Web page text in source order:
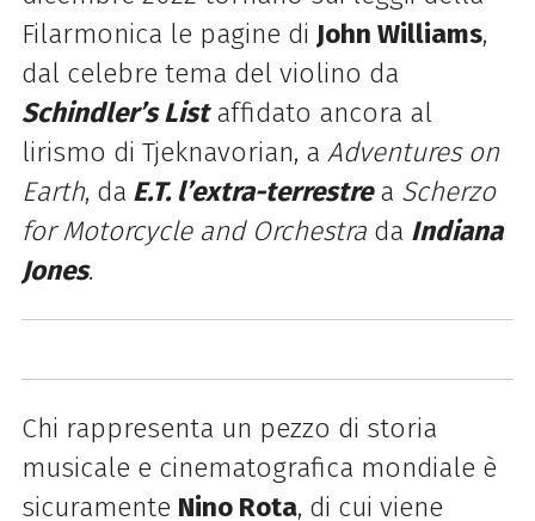
Filarmonica le pagine di John Williams,
dal celebre tema del violino da
Schindler’s Listaffidato ancora al
lirismo di Tjeknavorian, a Adventures on
Earth, da E.T. l’extra-terrestrea Scherzo
for Motorcycle and Orchestrada Indiana
Jones.
Chi rappresenta un pezzo di storia
musicale e cinematografica mondiale è
sicuramente Nino Rota, di cui viene